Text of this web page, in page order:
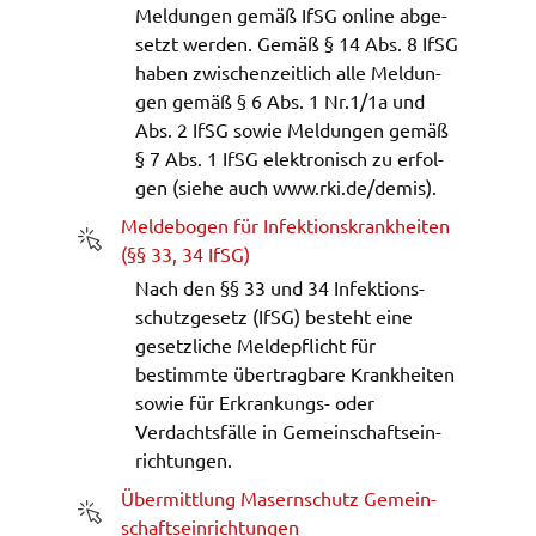
Meldun­gen gemäß IfSG online abge­
setzt werden. Gemäß § 14 Abs. 8 IfSG
haben zwischen­zeit­lich alle Meldun­
gen gemäß § 6 Abs. 1 Nr.1/1a und
Abs. 2 IfSG sowie Meldun­gen gemäß
§ 7 Abs. 1 IfSG elek­tro­nisch zu erfol­
gen (siehe auch www.​rki.​de/​demis).
Melde­bo­gen für Infek­ti­ons­krank­hei­ten
(§§ 33, 34 IfSG)
(öffnet in neuem Fens­ter)
Nach den §§ 33 und 34 Infek­ti­ons­
schutz­ge­setz (IfSG) besteht eine
gesetz­li­che Melde­pflicht für
bestimm­te über­trag­ba­re Krank­hei­ten
sowie für Erkran­kungs- oder
Verdachts­fäl­le in Gemein­schafts­ein­
rich­tun­gen.
Über­mitt­lung Masern­schutz Gemein­
schafts­ein­rich­tun­gen
(öffnet in neuem Fens­ter)
Zweck:
Anzeige Google Kartendienst
BayernAtlas
Name:
bayern_atlas
Anbieter:
Landesamt für Digitalisierung, Breitband und
Vermessung
Zweck:
Anzeige Online Kartendienst
WEBANALYSE
Unser Webanalyse-Tool Matomo